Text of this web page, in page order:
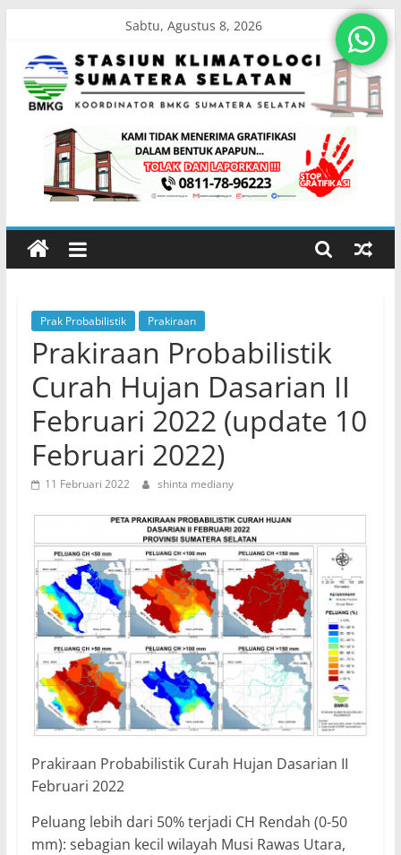
content
Sabtu, Agustus 8, 2026
Stasiun
Klimatologi
Sumatera
Koordinator
BMKG
Sumatera
Selatan
Prak Probabilistik Prakiraan
Prakiraan Probabilistik
Curah Hujan Dasarian II
Februari 2022 (update 10
Februari 2022)
11 Februari 2022 shinta mediany
Prakiraan Probabilistik Curah Hujan Dasarian II
Februari 2022
Peluang lebih dari 50% terjadi CH Rendah (0-50
mm): sebagian kecil wilayah Musi Rawas Utara,